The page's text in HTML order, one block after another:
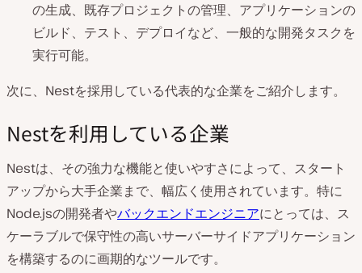
の生成、既存プロジェクトの管理、アプリケーションの
ビルド、テスト、デプロイなど、一般的な開発タスクを
実行可能。
次に、Nestを採用している代表的な企業をご紹介します。
Nestを利用している企業
Nestは、その強力な機能と使いやすさによって、スタート
アップから大手企業まで、幅広く使用されています。特に
Node.jsの開発者やバックエンドエンジニアにとっては、ス
ケーラブルで保守性の高いサーバーサイドアプリケーション
を構築するのに画期的なツールです。